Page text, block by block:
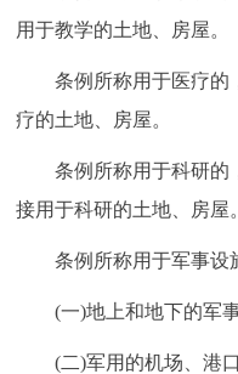
用于教学的土地、房屋。
条例所称用于医疗的
疗的土地、房屋。
条例所称用于科研的
接用于科研的土地、房屋。
条例所称用于军事设
(一)地上和地下的军事
(二)军用的机场、港口